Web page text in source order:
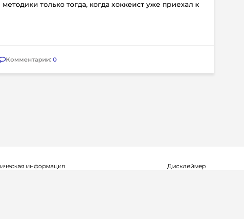
только тогда, когда хоккеист уже приехал к
Комментарии: 0
информация Дисклеймер